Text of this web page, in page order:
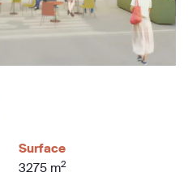
Surface
3275 m2